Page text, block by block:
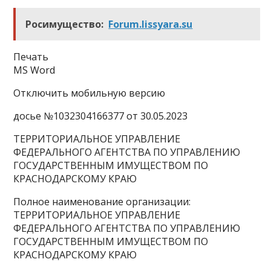
Росимущество: Forum.lissyara.su
Печать
MS Word
Отключить мобильную версию
досье №1032304166377 от 30.05.2023
ТЕРРИТОРИАЛЬНОЕ УПРАВЛЕНИЕ
ФЕДЕРАЛЬНОГО АГЕНТСТВА ПО УПРАВЛЕНИЮ
ГОСУДАРСТВЕННЫМ ИМУЩЕСТВОМ ПО
КРАСНОДАРСКОМУ КРАЮ
Полное наименование организации:
ТЕРРИТОРИАЛЬНОЕ УПРАВЛЕНИЕ
ФЕДЕРАЛЬНОГО АГЕНТСТВА ПО УПРАВЛЕНИЮ
ГОСУДАРСТВЕННЫМ ИМУЩЕСТВОМ ПО
КРАСНОДАРСКОМУ КРАЮ